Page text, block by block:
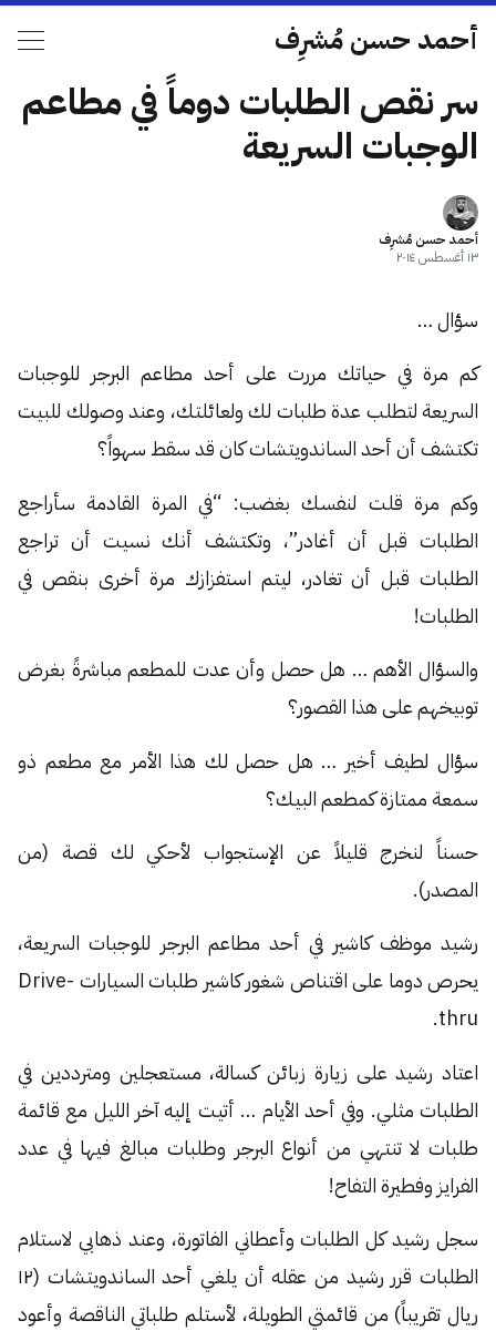
أحمد حسن مُشرِف
سر نقص الطلبات دوماً في مطاعم
الوجبات السريعة
أحمد حسن مُشرِف
١٣ أغسطس ٢٠١٤
سؤال …
كم مرة في حياتك مررت على أحد مطاعم البرجر للوجبات
السريعة لتطلب عدة طلبات لك ولعائلتك، وعند وصولك للبيت
تكتشف أن أحد الساندويتشات كان قد سقط سهواً؟
وكم مرة قلت لنفسك بغضب: “في المرة القادمة سأراجع
الطلبات قبل أن أغادر”، وتكتشف أنك نسيت أن تراجع
الطلبات قبل أن تغادر، ليتم استفزازك مرة أخرى بنقص في
الطلبات!
والسؤال الأهم … هل حصل وأن عدت للمطعم مباشرةً بغرض
توبيخهم على هذا القصور؟
سؤال لطيف أخير … هل حصل لك هذا الأمر مع مطعم ذو
سمعة ممتازة كمطعم البيك؟
حسناً لنخرج قليلاً عن الإستجواب لأحكي لك قصة (من
المصدر).
رشيد موظف كاشير في أحد مطاعم البرجر للوجبات السريعة،
يحرص دوما على اقتناص شغور كاشير طلبات السيارات Drive-
thru.
اعتاد رشيد على زيارة زبائن كسالة، مستعجلين ومترددين في
الطلبات مثلي. وفي أحد الأيام … أتيت إليه آخر الليل مع قائمة
طلبات لا تنتهي من أنواع البرجر وطلبات مبالغ فيها في عدد
الفرايز وفطيرة التفاح!
سجل رشيد كل الطلبات وأعطاني الفاتورة، وعند ذهابي لاستلام
الطلبات قرر رشيد من عقله أن يلغي أحد الساندويتشات (١٢
ريال تقريباً) من قائمتي الطويلة، لأستلم طلباتي الناقصة وأعود